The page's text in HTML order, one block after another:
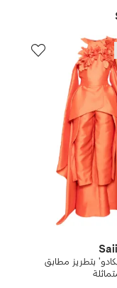
بتطريز مطابق